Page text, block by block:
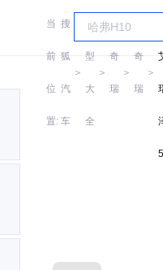
当
前
位
置:
搜
狐
汽
车
＞
车
型
大
全
＞
奇
瑞
＞
奇
瑞
＞
5